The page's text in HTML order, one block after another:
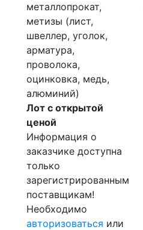
металлопрокат,
метизы (лист,
швеллер, уголок,
арматура,
проволока,
оцинковка, медь,
алюминий)
Лот с открытой
ценой
Информация о
заказчике доступна
только
зарегистрированным
поставщикам!
Необходимо
авторизоваться или